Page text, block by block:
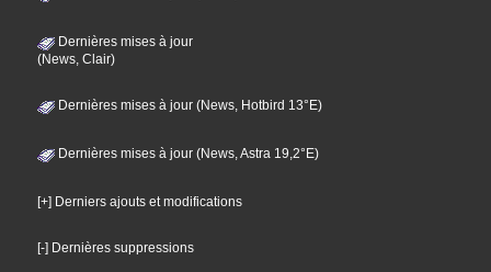
Dernières mises à jour
(News, Clair)
Dernières mises à jour (News, Hotbird 13°E)
Dernières mises à jour (News, Astra 19,2°E)
[+] Derniers ajouts et modifications
[-] Dernières suppressions